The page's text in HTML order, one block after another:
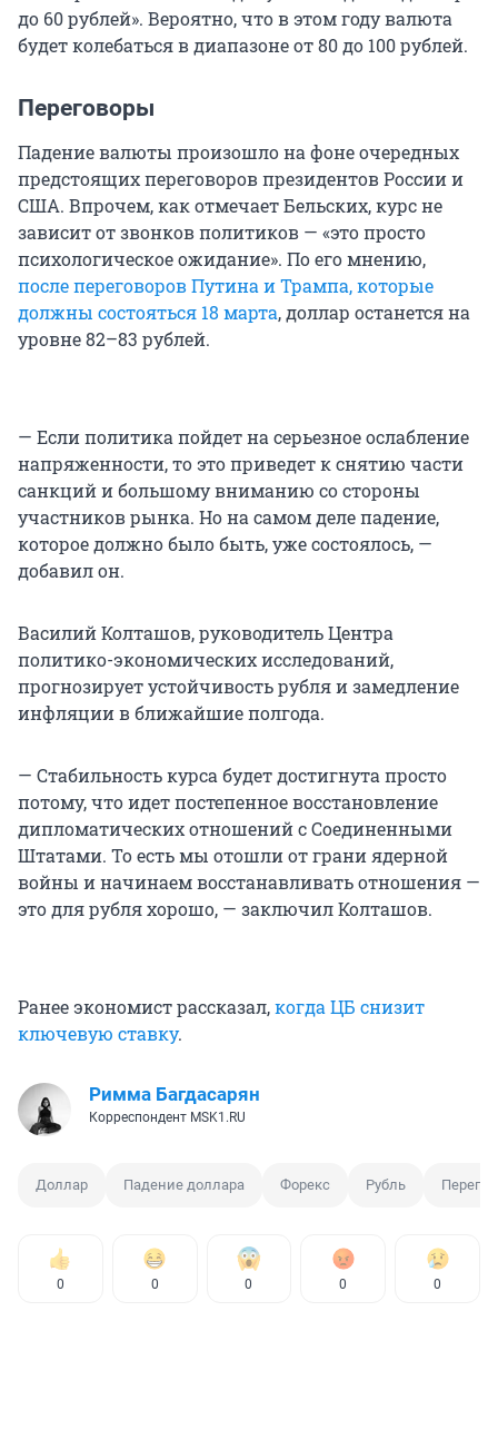
до 60 рублей». Вероятно, что в этом году валюта
будет колебаться в диапазоне от 80 до 100 рублей.
Переговоры
Падение валюты произошло на фоне очередных
предстоящих переговоров президентов России и
США. Впрочем, как отмечает Бельских, курс не
зависит от звонков политиков — «это просто
психологическое ожидание». По его мнению,
после переговоров Путина и Трампа, которые
должны состояться 18 марта, доллар останется на
уровне82–83 рублей.
— Если политика пойдет на серьезное ослабление
напряженности, то это приведет к снятию части
санкций и большому вниманию со стороны
участников рынка. Но на самом деле падение,
которое должно было быть, уже состоялось, —
добавил он.
Василий Колташов, руководитель Центра
политико-экономических исследований,
прогнозирует устойчивость рубля и замедление
инфляции в ближайшие полгода.
— Стабильность курса будет достигнута просто
потому, что идет постепенное восстановление
дипломатических отношений с Соединенными
Штатами. То есть мы отошли от грани ядерной
войны и начинаем восстанавливать отношения —
это для рубля хорошо, — заключил Колташов.
Ранее экономист рассказал,когда ЦБ снизит
ключевую ставку.
Римма Багдасарян
Корреспондент MSK1.RU
Доллар Падение доллара Форекс Рубль
0 0 0 0 0